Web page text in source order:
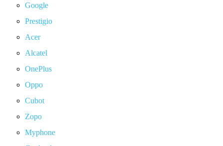
Google
Prestigio
Acer
Alcatel
OnePlus
Oppo
Cubot
Zopo
Myphone